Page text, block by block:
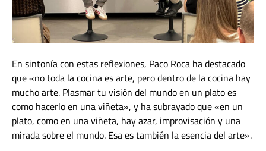
En sintonía con estas reflexiones, Paco Roca ha destacado
que «no toda la cocina es arte, pero dentro de la cocina hay
mucho arte. Plasmar tu visión del mundo en un plato es
como hacerlo en una viñeta», y ha subrayado que «en un
plato, como en una viñeta, hay azar, improvisación y una
mirada sobre el mundo. Esa es también la esencia del arte».